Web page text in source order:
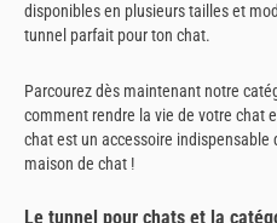
disponibles en plusieurs tailles et
tunnel parfait pour ton chat.
Parcourez dès maintenant notre
comment rendre la vie de votre chat
chat est un accessoire
maison de chat !
Le tunnel pour chats et la